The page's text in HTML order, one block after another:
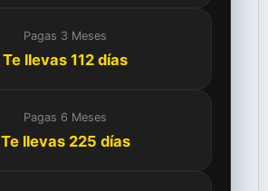
Pagas 3 Meses
Te llevas 112 días
Pagas 6 Meses
Te llevas 225 días